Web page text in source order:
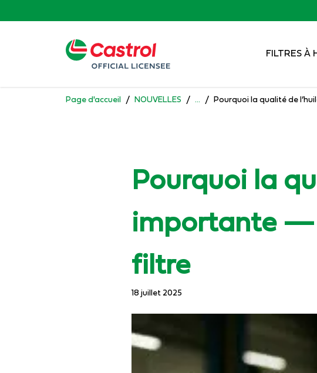
FILTRES À
Page d'accueil / NOUVELLES / ... / Pourquoi la qualité de
Pourquoi la
importante —
filtre
18 juillet 2025